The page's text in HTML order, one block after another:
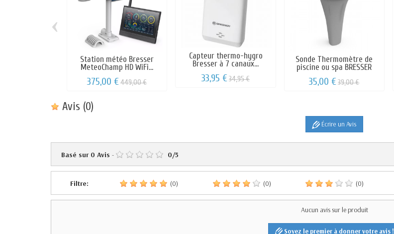
Station météo Bresser
MeteoChamp HD WiFi...
375,00 €449,00 €
Capteur thermo-hygro
Bresser à 7 canaux...
33,95 €34,95 €
Sonde Thermomètre de
piscine ou spa BRESSER
35,00 € 39,00 €
‹
Avis (0)
Écrire un Avis
Basé sur 0 Avis - 0/5
Filtre: (0) (0) (0)
Aucun avis sur le produit
Soyez le premier à donner votre avis !